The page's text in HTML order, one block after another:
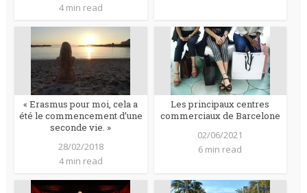
4 min read
« Erasmus pour moi, cela a
été le commencement d’une
seconde vie. »
28/02/2018
4 min read
Les principaux centres
commerciaux de Barcelone
02/06/2021
6 min read